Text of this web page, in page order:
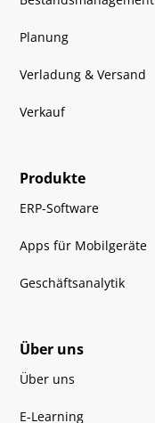
Planung
Verladung & Versand
Verkauf
Produkte
ERP-Software
Apps für Mobilgeräte
Geschäftsanalytik
Über uns
Über uns
E-Learning